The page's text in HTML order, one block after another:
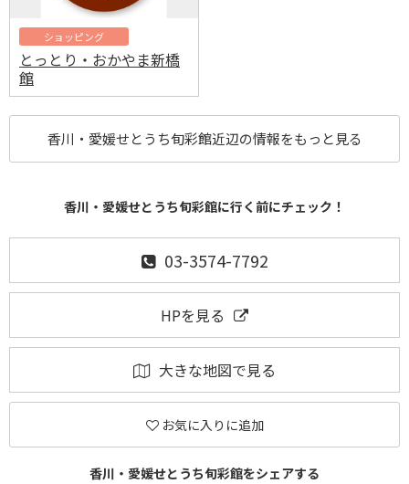
ショッピング
とっとり・おかやま新橋
館
香川・愛媛せとうち旬彩館近辺の情報をもっと見る
香川・愛媛せとうち旬彩館に行く前にチェック！
03-3574-7792
HPを見る
大きな地図で見る
お気に入りに追加
香川・愛媛せとうち旬彩館をシェアする